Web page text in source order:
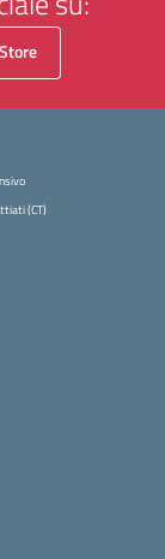
(CT)
iniziale della scuola